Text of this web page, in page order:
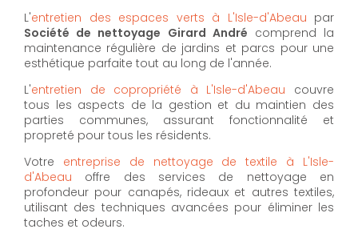
L'entretien des espaces verts à L'Isle-d'Abeau par
Société de nettoyage Girard André comprend la
maintenance régulière de jardins et parcs pour une
esthétique parfaite tout au long de l'année.
L'entretien de copropriété à L'Isle-d'Abeau couvre
tous les aspects de la gestion et du maintien des
parties communes, assurant fonctionnalité et
propreté pour tous les résidents.
Votre entreprise de nettoyage de textile à L'Isle-
d'Abeau offre des services de nettoyage en
profondeur pour canapés, rideaux et autres textiles,
utilisant des techniques avancées pour éliminer les
taches et odeurs.